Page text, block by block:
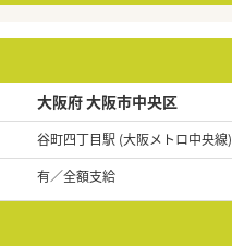
大阪府 大阪市中央区
谷町四丁目駅 (大阪メトロ中央線)
有／全額支給